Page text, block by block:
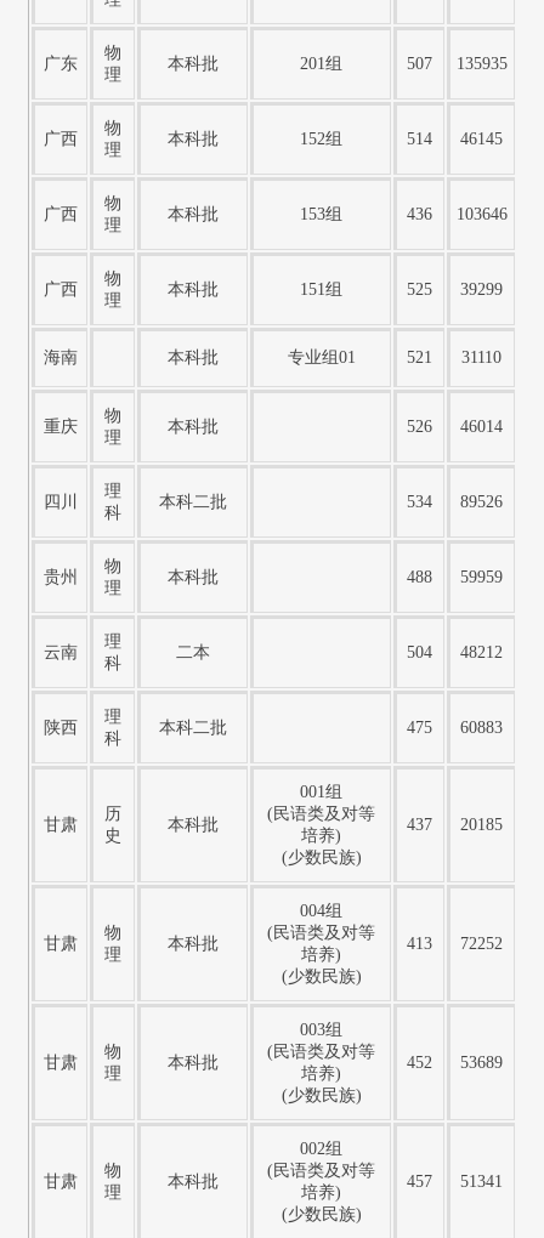
广东
物
理
本科批 201组 507 135935
广西
物
理
本科批 152组 514 46145
广西
物
理
本科批 153组 436 103646
广西
物
理
本科批 151组 525 39299
海南 本科批 专业组01 521 31110
重庆
物
理
本科批 526 46014
四川
理
科
本科二批 534 89526
贵州
物
理
本科批 488 59959
云南
理
科
二本 504 48212
陕西
理
科
本科二批 475 60883
甘肃
历
史
本科批
001组
(民语类及对等
培养)
(少数民族)
437 20185
甘肃
物
理
本科批
004组
(民语类及对等
培养)
(少数民族)
413 72252
甘肃
物
理
本科批
003组
(民语类及对等
培养)
(少数民族)
452 53689
甘肃
物
理
本科批
002组
(民语类及对等
培养)
(少数民族)
457 51341